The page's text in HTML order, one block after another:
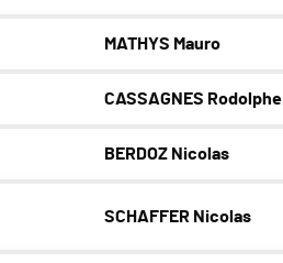
MATHYS Mauro
CASSAGNES Rodolphe
BERDOZ Nicolas
SCHAFFER Nicolas